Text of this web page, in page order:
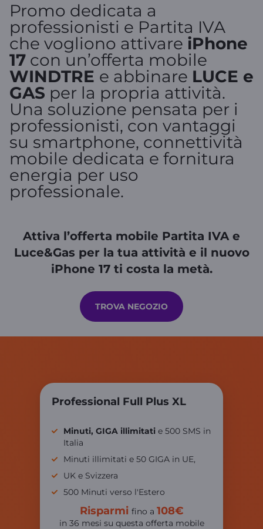
Promo dedicata a
professionisti e Partita IVA
che vogliono attivare iPhone
17 con un’offerta mobile
WINDTRE e abbinare LUCE e
GAS per la propria attività.
Una soluzione pensata per i
professionisti, con vantaggi
su smartphone, connettività
mobile dedicata e fornitura
energia per uso
professionale.
Attiva l’offerta mobile Partita IVA e
Luce&Gas per la tua attività e il nuovo
iPhone 17 ti costa la metà.
TROVA NEGOZIO
Professional Full Plus XL
Minuti, GIGA illimitati e 500 SMS in
Italia
Minuti illimitati e 50 GIGA in UE,
UK e Svizzera
500 Minuti verso l'Estero
Risparmi fino a 108€
in 36 mesi su questa offerta mobile